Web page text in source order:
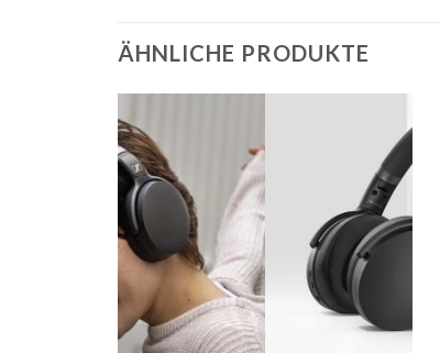
ÄHNLICHE PRODUKTE